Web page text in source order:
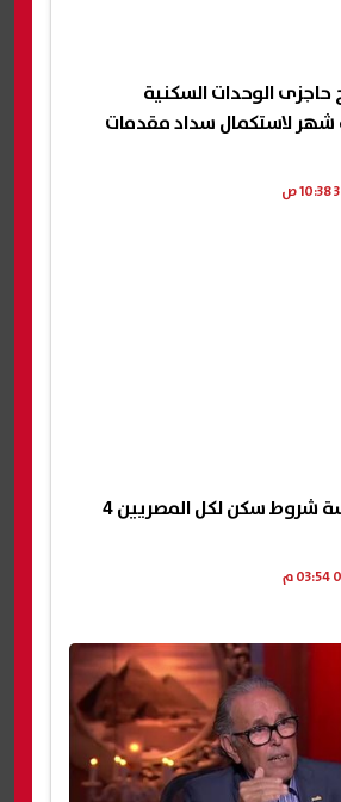
حاجزى الوحدات السكنية
شهر لاستكمال سداد مقدمات
حمل الآن.. كراسة شروط سكن لكل المصريين 4